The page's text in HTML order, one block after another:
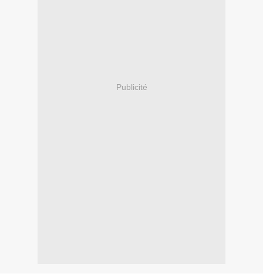
Publicité